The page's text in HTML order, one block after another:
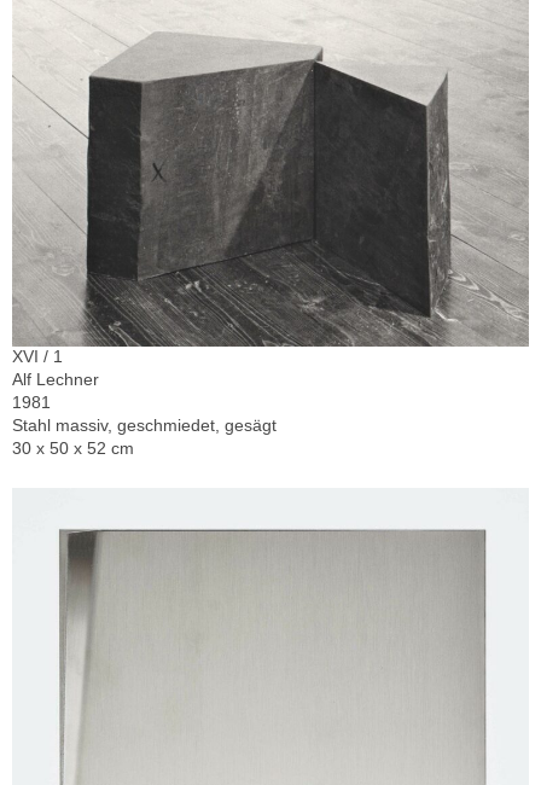
XVI / 1
Alf Lechner
1981
Stahl massiv, geschmiedet, gesägt
30 x 50 x 52 cm